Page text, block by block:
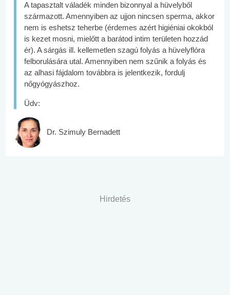
A tapasztalt váladék minden bizonnyal a hüvelyből
származott. Amennyiben az ujjon nincsen sperma, akkor
nem is eshetsz teherbe (érdemes azért higiéniai okokból
is kezet mosni, mielőtt a barátod intim területen hozzád
ér). A sárgás ill. kellemetlen szagú folyás a hüvelyflóra
felborulására utal. Amennyiben nem szűnik a folyás és
az alhasi fájdalom továbbra is jelentkezik, fordulj
nőgyógyászhoz.
Üdv:
Dr. Szimuly Bernadett
Hirdetés